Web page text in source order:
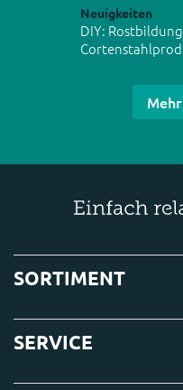
Neuigkeiten
DIY:
SORTIMENT
SERVICE